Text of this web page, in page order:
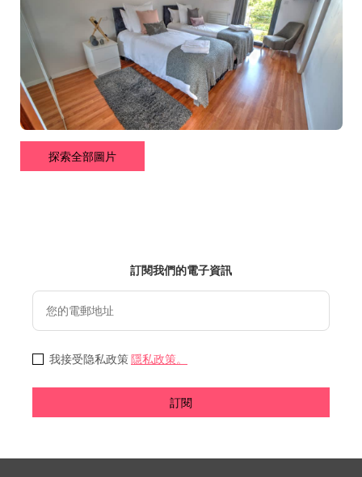
探索全部圖片
訂閱我們的電子資訊
訂閱
我接受隐私政策 隱私政策。